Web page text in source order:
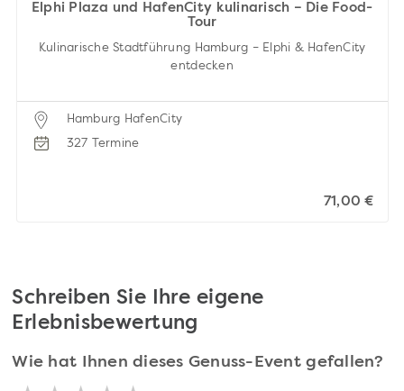
Elphi Plaza und HafenCity kulinarisch – Die Food-
Tour
Kulinarische Stadtführung Hamburg – Elphi & HafenCity
entdecken
Hamburg HafenCity
327 Termine
71,00 €
Schreiben Sie Ihre eigene
Erlebnisbewertung
Wie hat Ihnen dieses Genuss-Event gefallen?